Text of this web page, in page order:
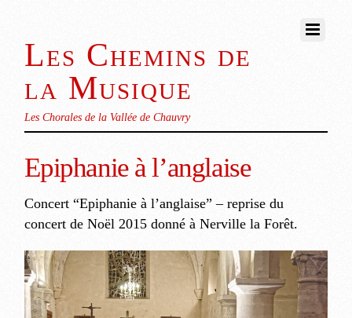
Les Chemins de
la Musique
Les Chorales de la Vallée de Chauvry
Epiphanie à l’anglaise
Concert “Epiphanie à l’anglaise” – reprise du
concert de Noël 2015 donné à Nerville la Forêt.